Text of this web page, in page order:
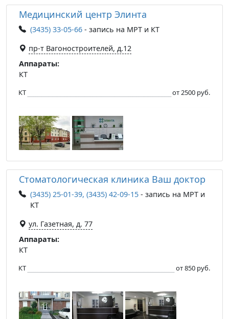
Медицинский центр Элинта
(3435) 33-05-66 - запись на МРТ и КТ
пр-т Вагоностроителей, д.12
Аппараты:
КТ
КТ от 2500 руб.
Стоматологическая клиника Ваш доктор
(3435) 25-01-39, (3435) 42-09-15 - запись на МРТ и
КТ
ул. Газетная, д. 77
Аппараты:
КТ
КТ от 850 руб.